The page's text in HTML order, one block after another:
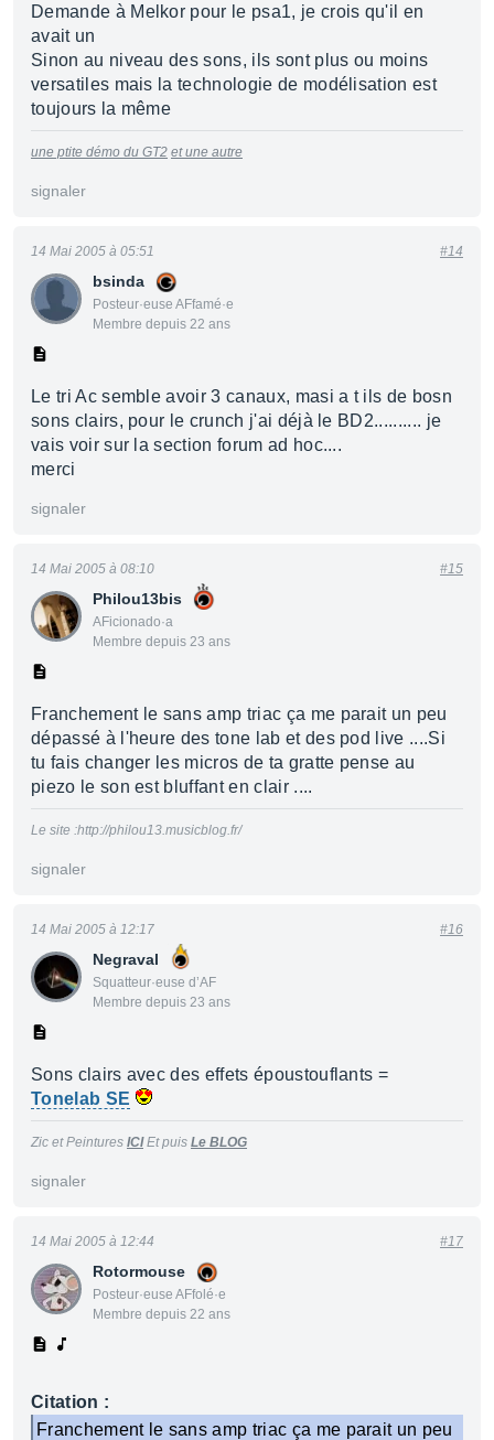
Demande à Melkor pour le psa1, je crois qu'il en
avait un
Sinon au niveau des sons, ils sont plus ou moins
versatiles mais la technologie de modélisation est
toujours la même
une ptite démo du GT2 et une autre
signaler
bsinda
Posteur·euse AFfamé·e
Membre depuis 22 ans
14 Mai 2005 à 05:51 #14
Le tri Ac semble avoir 3 canaux, masi a t ils de bosn
sons clairs, pour le crunch j'ai déjà le BD2.......... je
vais voir sur la section forum ad hoc....
merci
signaler
Philou13bis
AFicionado·a
Membre depuis 23 ans
14 Mai 2005 à 08:10 #15
Franchement le sans amp triac ça me parait un peu
dépassé à l'heure des tone lab et des pod live ....Si
tu fais changer les micros de ta gratte pense au
piezo le son est bluffant en clair ....
Le site :http://philou13.musicblog.fr/
signaler
Negraval
Squatteur·euse d’AF
Membre depuis 23 ans
14 Mai 2005 à 12:17 #16
Sons clairs avec des effets époustouflants =
Tonelab SE
Zic et Peintures ICIEt puis Le BLOG
signaler
Rotormouse
Posteur·euse AFfolé·e
Membre depuis 22 ans
14 Mai 2005 à 12:44 #17
Citation :
Franchement le sans amp triac ça me parait un peu